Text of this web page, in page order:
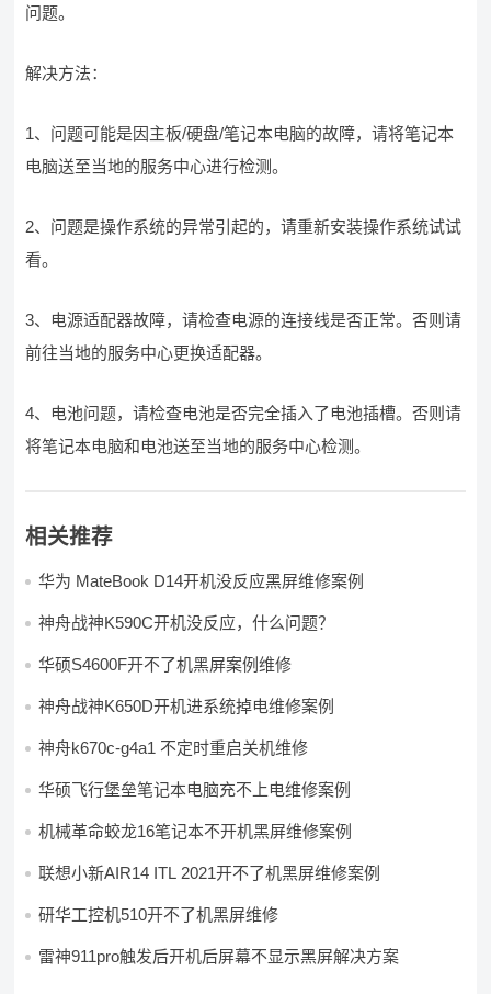
问题。
解决方法：
1、问题可能是因主板/硬盘/笔记本电脑的故障，请将笔记本
电脑送至当地的服务中心进行检测。
2、问题是操作系统的异常引起的，请重新安装操作系统试试
看。
3、电源适配器故障，请检查电源的连接线是否正常。否则请
前往当地的服务中心更换适配器。
4、电池问题，请检查电池是否完全插入了电池插槽。否则请
将笔记本电脑和电池送至当地的服务中心检测。
相关推荐
华为 MateBook D14开机没反应黑屏维修案例
神舟战神K590C开机没反应，什么问题？
华硕S4600F开不了机黑屏案例维修
神舟战神K650D开机进系统掉电维修案例
神舟k670c-g4a1 不定时重启关机维修
华硕飞行堡垒笔记本电脑充不上电维修案例
机械革命蛟龙16笔记本不开机黑屏维修案例
联想小新AIR14 ITL 2021开不了机黑屏维修案例
研华工控机510开不了机黑屏维修
雷神911pro触发后开机后屏幕不显示黑屏解决方案